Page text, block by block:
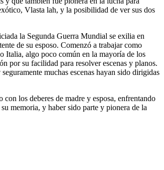
Vlasta lah, y la posibilidad de ver sus dos
la Segunda Guerra Mundial se exilia en
de su esposo. Comenzó a trabajar como
Italia, algo poco común en la mayoría de los
por su facilidad para resolver escenas y planos.
muchas escenas hayan sido dirigidas
los deberes de madre y esposa, enfrentando
memoria, y haber sido parte y pionera de la